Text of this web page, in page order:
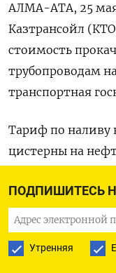
ПОДПИШИТЕСЬ
Утренняя
АЛМА-АТА, 25 мая
Казтрансойл
стоимость
трубопроводам
транспортная
Тариф по наливу
цистерны ​на
1.292,51 тенге ‌за
Тариф по